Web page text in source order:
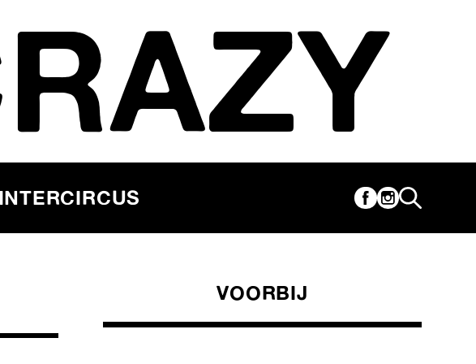
VOORBIJ